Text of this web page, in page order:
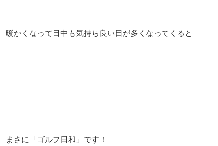
暖かくなって日中も気持ち良い日が多くなってくると
まさに「ゴルフ日和」です！